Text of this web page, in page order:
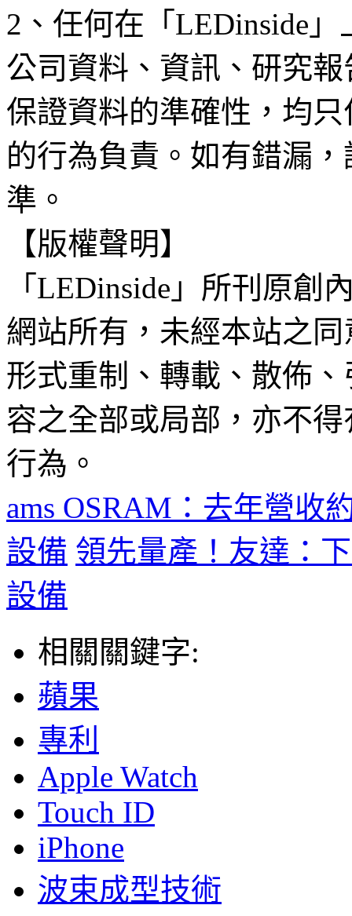
2、任何在「LEDinside
公司資料、資訊、研究
保證資料的準確性，均
的行為負責。如有錯漏
準。
【版權聲明】
「LEDinside」所刊原創
網站所有，未經本站之
形式重制、轉載、散佈
容之全部或局部，亦不
行為。
ams OSRAM：去年營收
設備 領先量產！友達：
設備
相關關鍵字:
蘋果
專利
Apple Watch
Touch ID
iPhone
波束成型技術